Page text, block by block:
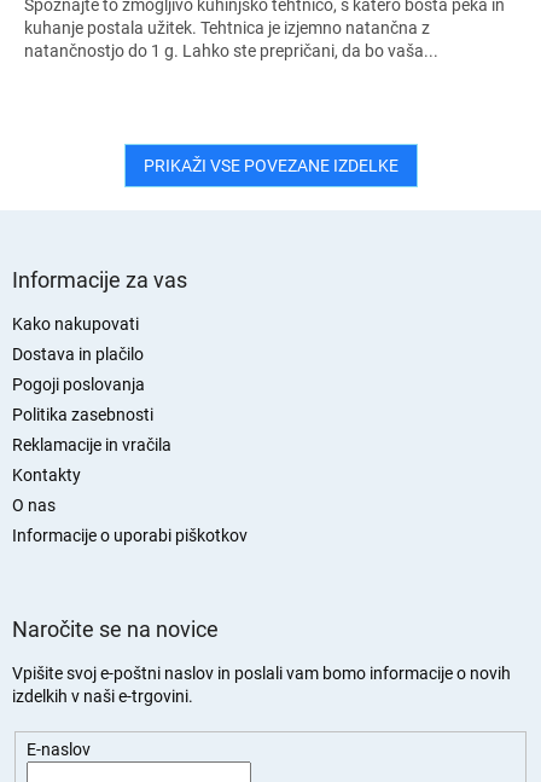
Spoznajte to zmogljivo kuhinjsko tehtnico, s katero bosta peka in
kuhanje postala užitek. Tehtnica je izjemno natančna z
natančnostjo do 1 g. Lahko ste prepričani, da bo vaša...
PRIKAŽI VSE POVEZANE IZDELKE
Informacije za vas
Kako nakupovati
Dostava in plačilo
Pogoji poslovanja
Politika zasebnosti
Reklamacije in vračila
Kontakty
O nas
Informacije o uporabi piškotkov
Naročite se na novice
Vpišite svoj e-poštni naslov in poslali vam bomo informacije o novih
izdelkih v naši e-trgovini.
E-naslov